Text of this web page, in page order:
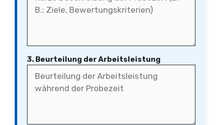
3. Beurteilung der Arbeitsleistung